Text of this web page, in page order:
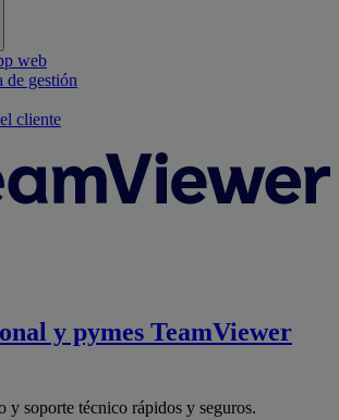
web
de gestión
cliente
y pymes TeamViewer
y soporte técnico rápidos y seguros.